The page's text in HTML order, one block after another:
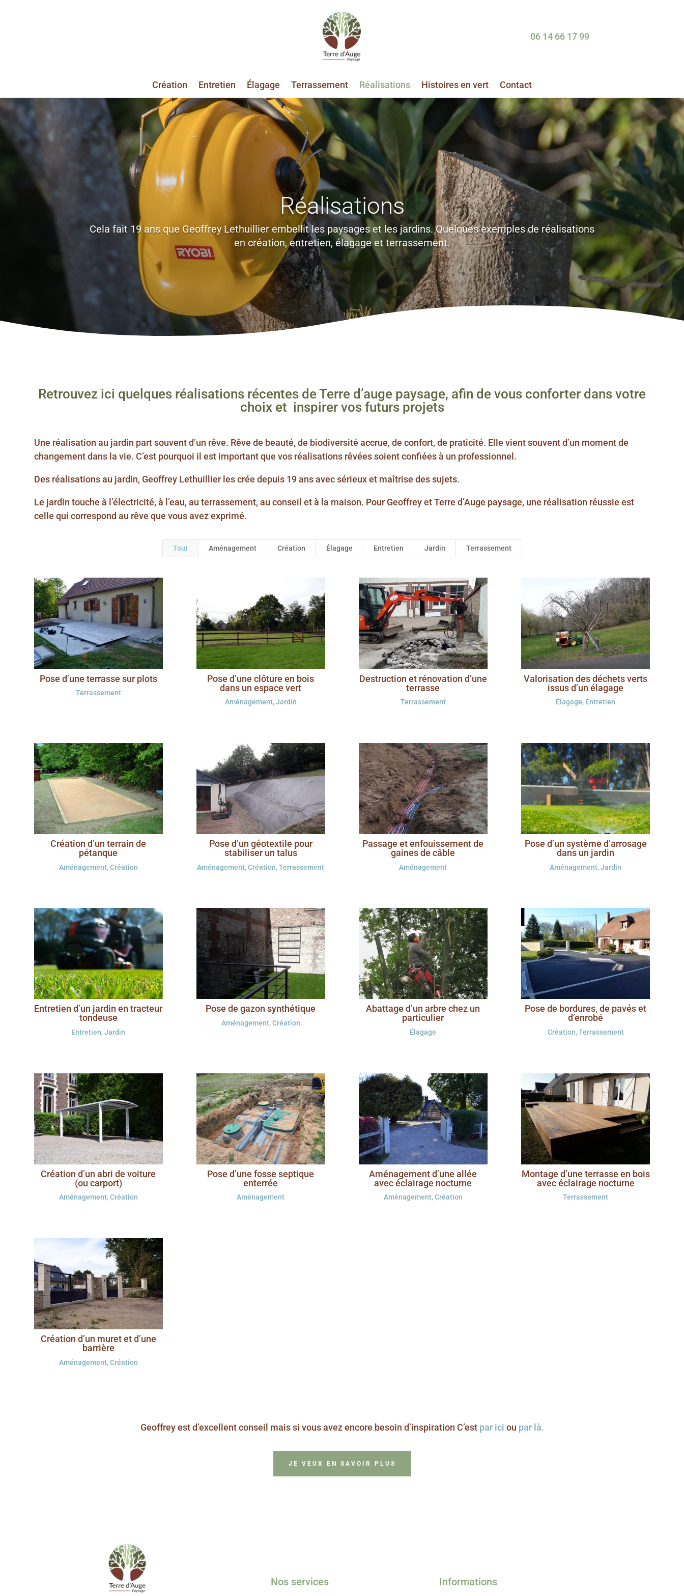
06 14 66 17 99
Création Entretien Élagage Terrassement Réalisations Histoires en vert Contact
Réalisations
Cela fait 19 ans que Geoffrey Lethuillier embellit les paysages et les jardins. Quelques exemples de réalisations
en création, entretien, élagage et terrassement.
Retrouvez ici quelques réalisations récentes de Terre d’auge paysage, afin de vous conforter dans votre
choix et inspirer vos futurs projets
Une réalisation au jardin part souvent d’un rêve. Rêve de beauté, de biodiversité accrue, de confort, de praticité. Elle vient souvent d’un moment de
changement dans la vie. C’est pourquoi il est important que vos réalisations rêvées soient confiées à un professionnel.
Des réalisations au jardin, Geoffrey Lethuillier les crée depuis 19 ans avec sérieux et maîtrise des sujets.
Le jardin touche à l’électricité, à l’eau, au terrassement, au conseil et à la maison. Pour Geoffrey et Terre d’Auge paysage, une réalisation réussie est
celle qui correspond au rêve que vous avez exprimé.
Tout Aménagement Création Élagage Entretien Jardin Terrassement
Pose d’une terrasse sur plots
Terrassement
Pose d’une clôture en bois
dans un espace vert
Aménagement,Jardin
Destruction et rénovation d’une
terrasse
Terrassement
Valorisation des déchets verts
issus d’un élagage
Élagage, Entretien
Création d’un terrain de
pétanque
Aménagement,Création
Pose d’un géotextile pour
stabiliser un talus
Aménagement,Création,Terrassement
Passage et enfouissement de
gaines de câble
Aménagement
Pose d’un système d’arrosage
dans un jardin
Aménagement,Jardin
Entretien d’un jardin en tracteur
tondeuse
Entretien,Jardin
Pose de gazon synthétique
Aménagement,Création
Abattage d’un arbre chez un
particulier
Élagage
Pose de bordures, de pavés et
d’enrobé
Création,Terrassement
Création d’un abri de voiture
(ou carport)
Aménagement,Création
Pose d’une fosse septique
enterrée
Aménagement
Aménagement d’une allée
avec éclairage nocturne
Aménagement,Création
Montage d’une terrasse en bois
avec éclairage nocturne
Terrassement
Création d’un muret et d’une
barrière
Aménagement,Création
Geoffrey est d’excellent conseil mais si vous avez encore besoin d’inspiration C’est par ici ou par là.
JE VEUX EN SAVOIR PLUS
Nos services Informations